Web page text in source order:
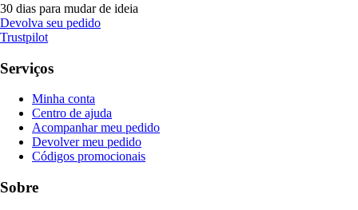
30 dias para mudar de ideia
Devolva seu pedido
Trustpilot
Serviços
Minha conta
Centro de ajuda
Acompanhar meu pedido
Devolver meu pedido
Códigos promocionais
Sobre